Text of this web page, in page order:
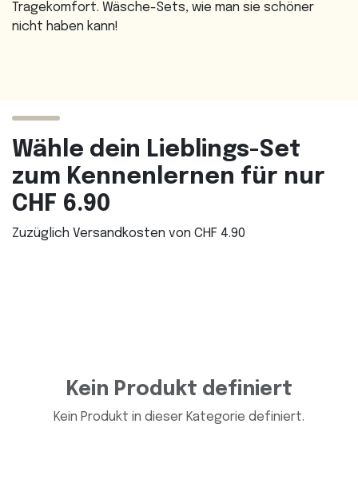
Tragekomfort. Wäsche-Sets, wie man sie schöner
nicht haben kann!
Wähle dein Lieblings-Set
zum Kennenlernen für nur
CHF 6.90
Zuzüglich Versandkosten von CHF 4.90
Kein Produkt definiert
Kein Produkt in dieser Kategorie definiert.